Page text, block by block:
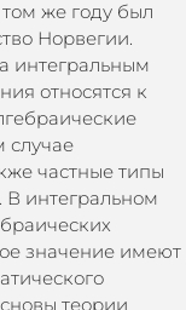
же году был
Норвегии.
интегральным
относятся к
случае
частные типы
интегральном
значение имеют
теории